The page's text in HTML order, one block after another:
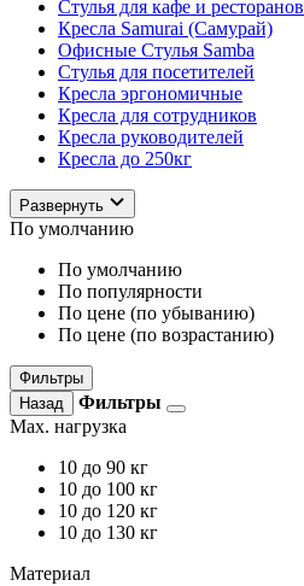
Стулья для кафе и ресторанов
Кресла Samurai (Самурай)
Офисные Стулья Samba
Стулья для посетителей
Кресла эргономичные
Кресла для сотрудников
Кресла руководителей
Кресла до 250кг
Развернуть
По умолчанию
По умолчанию
По популярности
По цене (по убыванию)
По цене (по возрастанию)
Фильтры
Назад
Фильтры
Max. нагрузка
10 до 90 кг
10 до 100 кг
10 до 120 кг
10 до 130 кг
Материал